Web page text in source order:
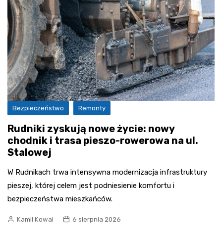
Bezpieczeństwo Remonty
Rudniki zyskują nowe życie: nowy
chodnik i trasa pieszo-rowerowa na ul.
Stalowej
W Rudnikach trwa intensywna modernizacja infrastruktury
pieszej, której celem jest podniesienie komfortu i
bezpieczeństwa mieszkańców.
Kamil Kowal 6 sierpnia 2026